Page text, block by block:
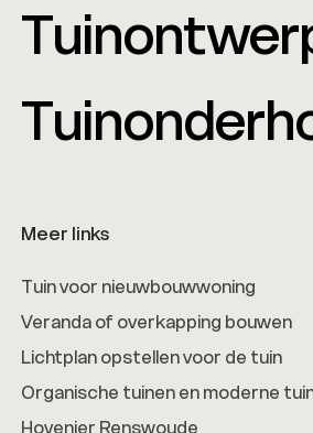
Meer links
Tuin voor nieuwbouwwoning
Veranda of overkapping bouwen
Lichtplan opstellen voor de tuin
Organische tuinen en moderne
Hovenier Renswoude